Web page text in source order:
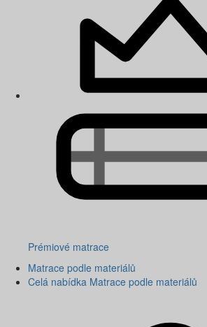
Prémiové matrace
Matrace podle materiálů
Celá nabídka Matrace podle materiálů